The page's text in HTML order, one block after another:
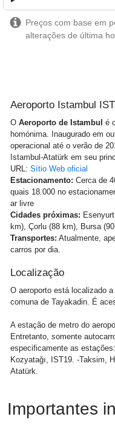
Preços com base em
alterações de última
Aeroporto Istambul IST
O Aeroporto de Istambul é
homónima. Inaugurado em
operacional até o verão de
Istambul-Atatürk em seu
URL: Sítio Web oficial
Estacionamento: Cerca de
quais 18.000 no
ar livre
Cidades próximas:
km), Çorlu (88 km), Bursa
Transportes: Atualmente,
carros por dia.
Localização
O aeroporto está localizado
comuna de Tayakadin. É
A estação de metro do
Entretanto, somente
especificamente as
Kozyatağı, IST19. -Taksim,
Atatürk.
Importantes